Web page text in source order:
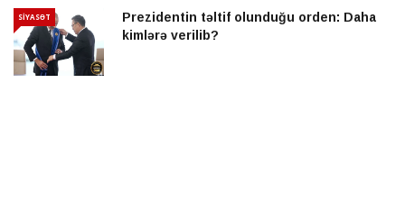
SİYASƏT
Prezidentin təltif olunduğu orden: Daha
kimlərə verilib?